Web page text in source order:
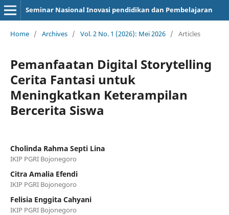
Seminar Nasional Inovasi pendidikan dan Pembelajaran
Home / Archives / Vol. 2 No. 1 (2026): Mei 2026 / Articles
Pemanfaatan Digital Storytelling
Cerita Fantasi untuk
Meningkatkan Keterampilan
Bercerita Siswa
Cholinda Rahma Septi Lina
IKIP PGRI Bojonegoro
Citra Amalia Efendi
IKIP PGRI Bojonegoro
Felisia Enggita Cahyani
IKIP PGRI Bojonegoro